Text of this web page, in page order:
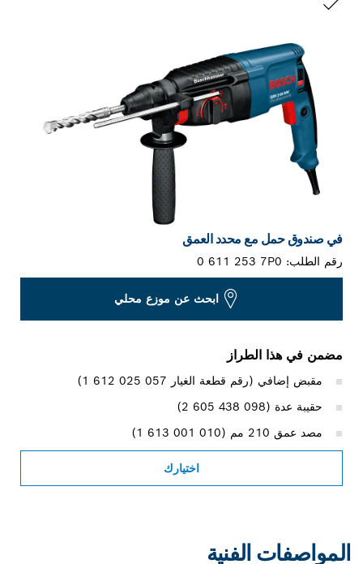
في صندوق حمل مع محدد العمق
رقم الطلب:0 611 253 7P0
ابحث عن موزع محلي
مضمن في هذا الطراز
مقبض إضافي (رقم قطعة الغيار ‎1 612 025 057)
حقيبة عدة (‎2 605 438 098)
مصد عمق 210 مم (‎1 613 001 010)
اختيارك
المواصفات الفنية